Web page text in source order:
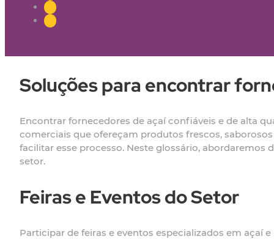
Soluções para encontrar
Encontrar fornecedores de açaí confiáveis e de alta
comerciais que ofereçam produtos frescos,
facilitar esse processo. Neste glossário,
setor.
Feiras e Eventos do Setor
Participar de feiras e eventos especializados em açaí